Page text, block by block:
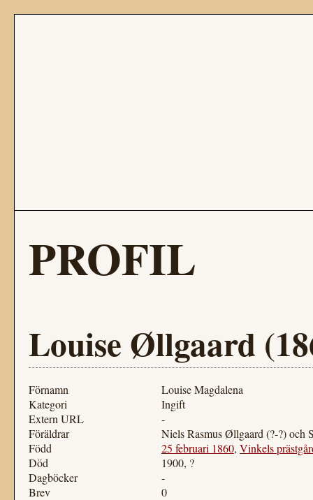
PROFIL
Louise Øllgaard
Förnamn
Louise Magdalena
Kategori
Ingift
Extern URL
-
Föräldrar
Niels Rasmus Øllgaard (?-?) och
Född
25 februari 1860, Vinkels
Död
1900, ?
Dagböcker
-
Brev
0